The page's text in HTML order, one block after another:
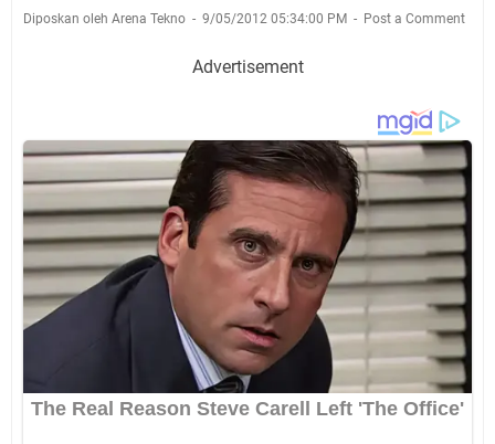
Diposkan oleh Arena Tekno 9/05/2012 05:34:00 PM Post a Comment
Advertisement